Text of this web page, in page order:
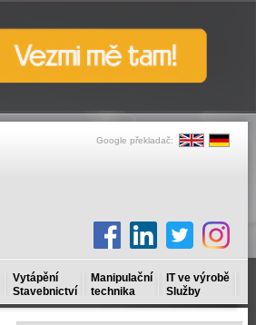
Google překladač:
Vytápění
Stavebnictví
Manipulační
technika
IT ve výrobě
Služby